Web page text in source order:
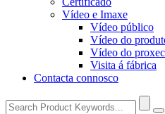
Vídeo e Imaxe
Vídeo público
Vídeo do
Vídeo do
Visita á fábrica
Contacta connosco